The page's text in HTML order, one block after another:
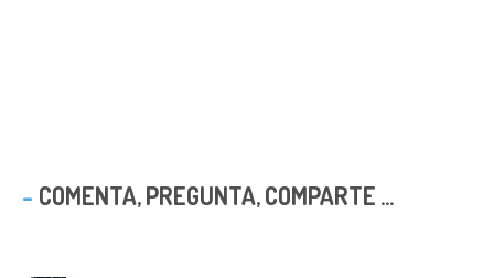
COMENTA, PREGUNTA, COMPARTE ...